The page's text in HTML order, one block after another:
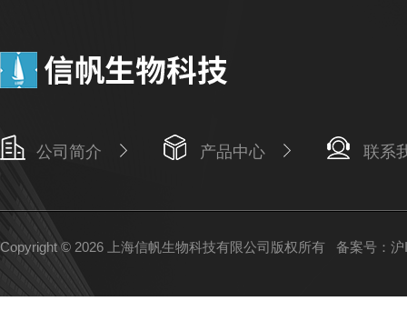
公司简介 产品中心 联系
Copyright © 2026 上海信帆生物科技有限公司版权所有 备案号：